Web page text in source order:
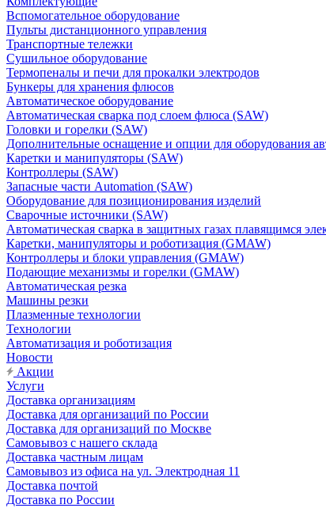
Вспомогательное оборудование
Пульты дистанционного управления
Транспортные тележки
Сушильное оборудование
Термопеналы и печи для прокалки электродов
Бункеры для хранения флюсов
Автоматическое оборудование
Автоматическая сварка под слоем флюса (SAW)
Головки и горелки (SAW)
Дополнительные оснащение и опции для оборудования
Каретки и манипуляторы (SAW)
Контроллеры (SAW)
Запасные части Automation (SAW)
Оборудование для позиционирования изделий
Сварочные источники (SAW)
Автоматическая сварка в защитных газах плавящимся
Каретки, манипуляторы и роботизация (GMAW)
Контроллеры и блоки управления (GMAW)
Подающие механизмы и горелки (GMAW)
Автоматическая резка
Машины резки
Плазменные технологии
Технологии
Автоматизация и роботизация
Новости
Акции
Услуги
Доставка организациям
Доставка для организаций по России
Доставка для организаций по Москве
Самовывоз с нашего склада
Доставка частным лицам
Самовывоз из офиса на ул. Электродная 11
Доставка почтой
Доставка по России